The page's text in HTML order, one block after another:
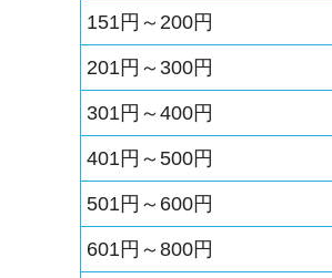
151円～200円
201円～300円
301円～400円
401円～500円
501円～600円
601円～800円